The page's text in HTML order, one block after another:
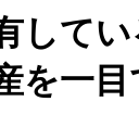
してい
を一目